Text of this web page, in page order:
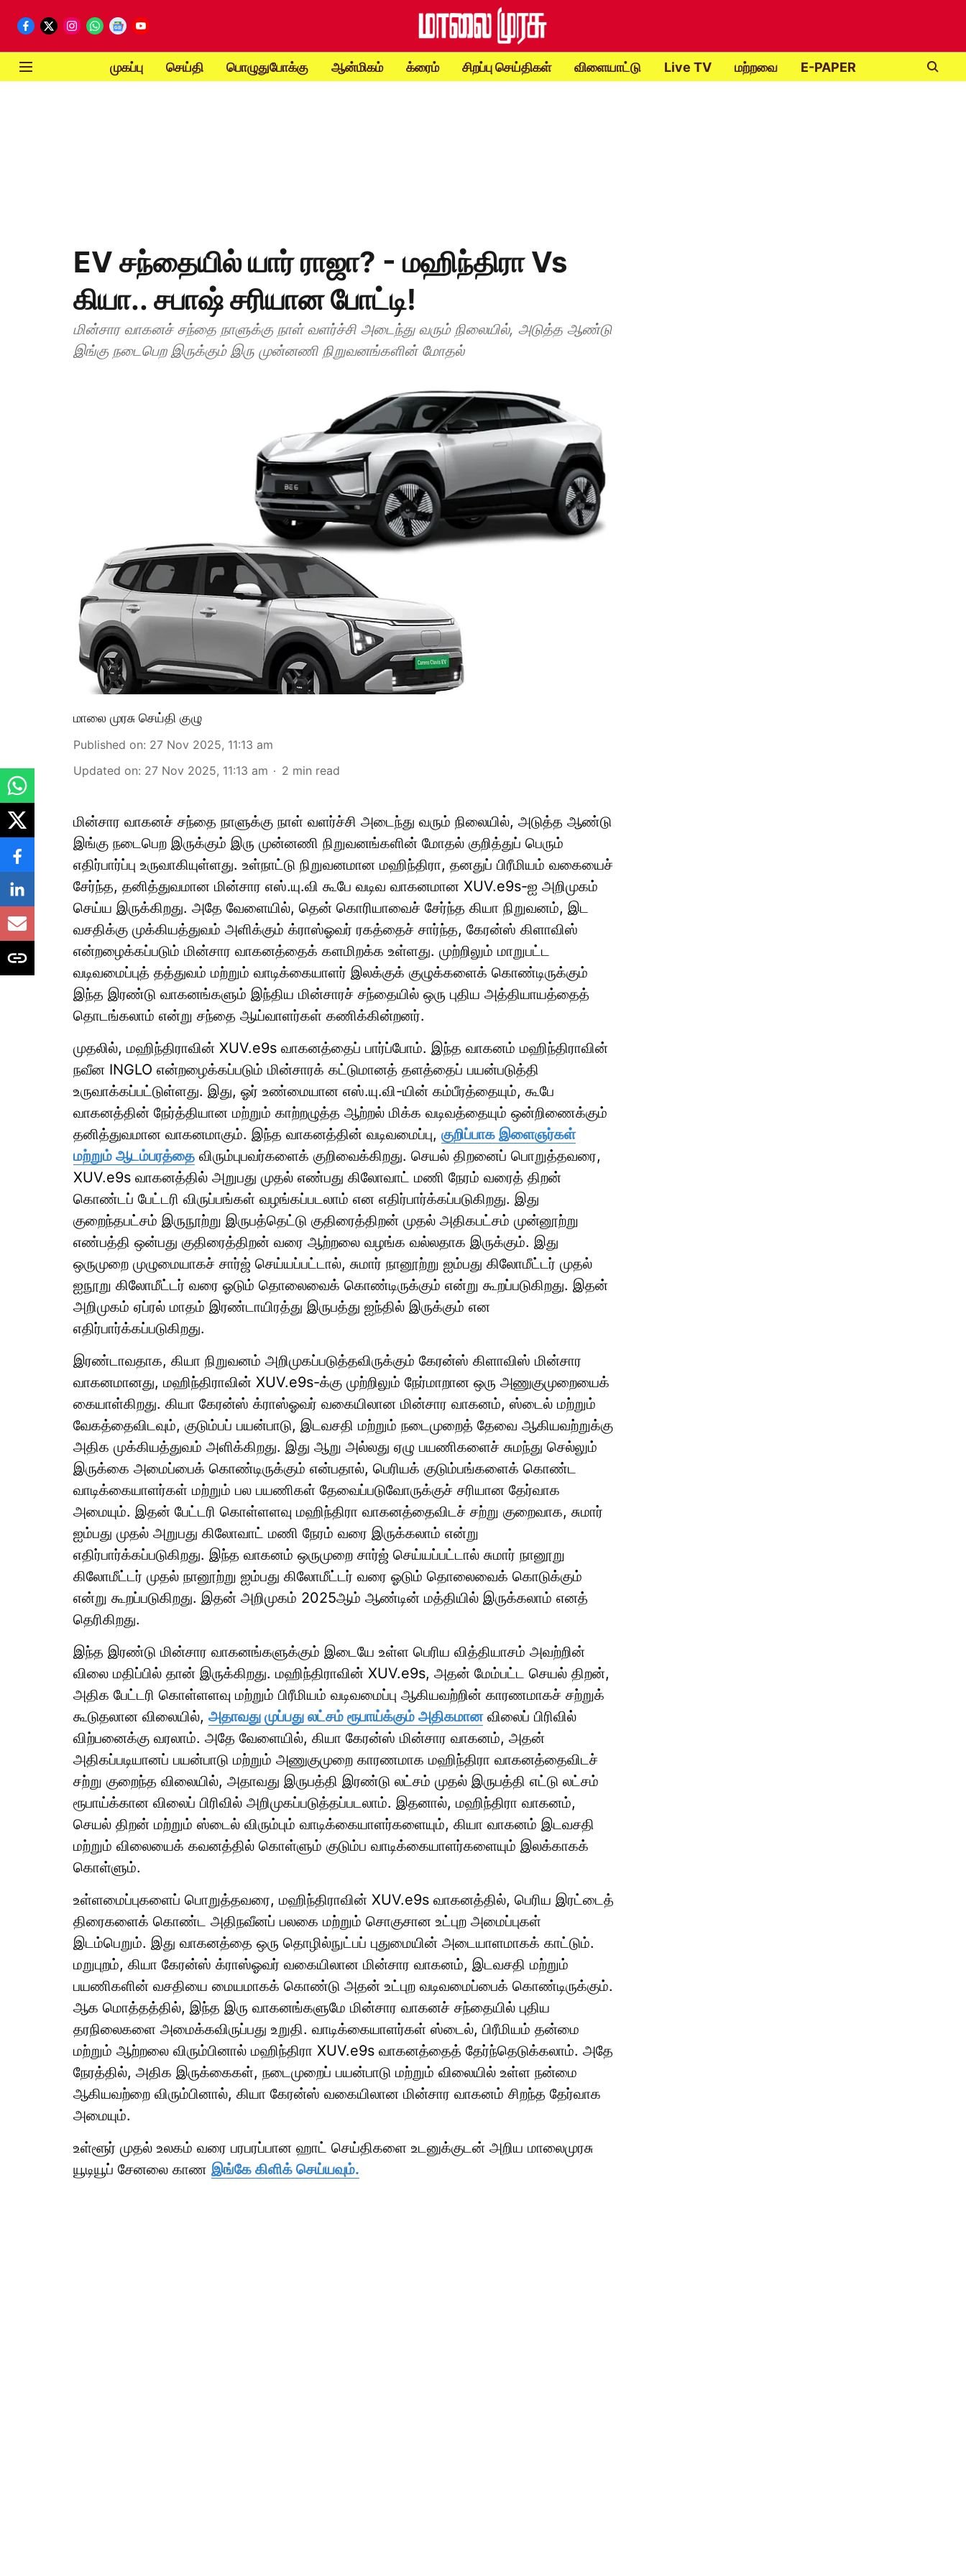
முகப்பு செய்தி பொழுதுபோக்கு ஆன்மிகம் க்ரைம் சிறப்பு செய்திகள் விளையாட்டு Live TV மற்றவை E-PAPER
EV சந்தையில் யார் ராஜா? - மஹிந்திரா Vs
கியா.. சபாஷ் சரியான போட்டி!
மின்சார வாகனச் சந்தை நாளுக்கு நாள் வளர்ச்சி அடைந்து வரும் நிலையில், அடுத்த ஆண்டு
இங்கு நடைபெற இருக்கும் இரு முன்னணி நிறுவனங்களின் மோதல்
மாலை முரசு செய்தி குழு
Published on: 27 Nov 2025, 11:13 am
Updated on: 27 Nov 2025, 11:13 am 2 min read
மின்சார வாகனச் சந்தை நாளுக்கு நாள் வளர்ச்சி அடைந்து வரும் நிலையில், அடுத்த ஆண்டு
இங்கு நடைபெற இருக்கும் இரு முன்னணி நிறுவனங்களின் மோதல் குறித்துப் பெரும்
எதிர்பார்ப்பு உருவாகியுள்ளது. உள்நாட்டு நிறுவனமான மஹிந்திரா, தனதுப் பிரீமியம் வகையைச்
சேர்ந்த, தனித்துவமான மின்சார எஸ்.யு.வி கூபே வடிவ வாகனமான XUV.e9s-ஐ அறிமுகம்
செய்ய இருக்கிறது. அதே வேளையில், தென் கொரியாவைச் சேர்ந்த கியா நிறுவனம், இட
வசதிக்கு முக்கியத்துவம் அளிக்கும் க்ராஸ்ஓவர் ரகத்தைச் சார்ந்த, கேரன்ஸ் கிளாவிஸ்
என்றழைக்கப்படும் மின்சார வாகனத்தைக் களமிறக்க உள்ளது. முற்றிலும் மாறுபட்ட
வடிவமைப்புத் தத்துவம் மற்றும் வாடிக்கையாளர் இலக்குக் குழுக்களைக் கொண்டிருக்கும்
இந்த இரண்டு வாகனங்களும் இந்திய மின்சாரச் சந்தையில் ஒரு புதிய அத்தியாயத்தைத்
தொடங்கலாம் என்று சந்தை ஆய்வாளர்கள் கணிக்கின்றனர்.
முதலில், மஹிந்திராவின் XUV.e9s வாகனத்தைப் பார்ப்போம். இந்த வாகனம் மஹிந்திராவின்
நவீன INGLO என்றழைக்கப்படும் மின்சாரக் கட்டுமானத் தளத்தைப் பயன்படுத்தி
உருவாக்கப்பட்டுள்ளது. இது, ஓர் உண்மையான எஸ்.யு.வி-யின் கம்பீரத்தையும், கூபே
வாகனத்தின் நேர்த்தியான மற்றும் காற்றழுத்த ஆற்றல் மிக்க வடிவத்தையும் ஒன்றிணைக்கும்
தனித்துவமான வாகனமாகும். இந்த வாகனத்தின் வடிவமைப்பு, குறிப்பாக இளைஞர்கள்
மற்றும் ஆடம்பரத்தை விரும்புபவர்களைக் குறிவைக்கிறது. செயல் திறனைப் பொறுத்தவரை,
XUV.e9s வாகனத்தில் அறுபது முதல் எண்பது கிலோவாட் மணி நேரம் வரைத் திறன்
கொண்டப் பேட்டரி விருப்பங்கள் வழங்கப்படலாம் என எதிர்பார்க்கப்படுகிறது. இது
குறைந்தபட்சம் இருநூற்று இருபத்தெட்டு குதிரைத்திறன் முதல் அதிகபட்சம் முன்னூற்று
எண்பத்தி ஒன்பது குதிரைத்திறன் வரை ஆற்றலை வழங்க வல்லதாக இருக்கும். இது
ஒருமுறை முழுமையாகச் சார்ஜ் செய்யப்பட்டால், சுமார் நானூற்று ஐம்பது கிலோமீட்டர் முதல்
ஐநூறு கிலோமீட்டர் வரை ஓடும் தொலைவைக் கொண்டிருக்கும் என்று கூறப்படுகிறது. இதன்
அறிமுகம் ஏப்ரல் மாதம் இரண்டாயிரத்து இருபத்து ஐந்தில் இருக்கும் என
எதிர்பார்க்கப்படுகிறது.
இரண்டாவதாக, கியா நிறுவனம் அறிமுகப்படுத்தவிருக்கும் கேரன்ஸ் கிளாவிஸ் மின்சார
வாகனமானது, மஹிந்திராவின் XUV.e9s-க்கு முற்றிலும் நேர்மாறான ஒரு அணுகுமுறையைக்
கையாள்கிறது. கியா கேரன்ஸ் க்ராஸ்ஓவர் வகையிலான மின்சார வாகனம், ஸ்டைல் மற்றும்
வேகத்தைவிடவும், குடும்பப் பயன்பாடு, இடவசதி மற்றும் நடைமுறைத் தேவை ஆகியவற்றுக்கு
அதிக முக்கியத்துவம் அளிக்கிறது. இது ஆறு அல்லது ஏழு பயணிகளைச் சுமந்து செல்லும்
இருக்கை அமைப்பைக் கொண்டிருக்கும் என்பதால், பெரியக் குடும்பங்களைக் கொண்ட
வாடிக்கையாளர்கள் மற்றும் பல பயணிகள் தேவைப்படுவோருக்குச் சரியான தேர்வாக
அமையும். இதன் பேட்டரி கொள்ளளவு மஹிந்திரா வாகனத்தைவிடச் சற்று குறைவாக, சுமார்
ஐம்பது முதல் அறுபது கிலோவாட் மணி நேரம் வரை இருக்கலாம் என்று
எதிர்பார்க்கப்படுகிறது. இந்த வாகனம் ஒருமுறை சார்ஜ் செய்யப்பட்டால் சுமார் நானூறு
கிலோமீட்டர் முதல் நானூற்று ஐம்பது கிலோமீட்டர் வரை ஓடும் தொலைவைக் கொடுக்கும்
என்று கூறப்படுகிறது. இதன் அறிமுகம் 2025ஆம் ஆண்டின் மத்தியில் இருக்கலாம் எனத்
தெரிகிறது.
இந்த இரண்டு மின்சார வாகனங்களுக்கும் இடையே உள்ள பெரிய வித்தியாசம் அவற்றின்
விலை மதிப்பில் தான் இருக்கிறது. மஹிந்திராவின் XUV.e9s, அதன் மேம்பட்ட செயல் திறன்,
அதிக பேட்டரி கொள்ளளவு மற்றும் பிரீமியம் வடிவமைப்பு ஆகியவற்றின் காரணமாகச் சற்றுக்
கூடுதலான விலையில், அதாவது முப்பது லட்சம் ரூபாய்க்கும் அதிகமானவிலைப் பிரிவில்
விற்பனைக்கு வரலாம். அதே வேளையில், கியா கேரன்ஸ் மின்சார வாகனம், அதன்
அதிகப்படியானப் பயன்பாடு மற்றும் அணுகுமுறை காரணமாக மஹிந்திரா வாகனத்தைவிடச்
சற்று குறைந்த விலையில், அதாவது இருபத்தி இரண்டு லட்சம் முதல் இருபத்தி எட்டு லட்சம்
ரூபாய்க்கான விலைப் பிரிவில் அறிமுகப்படுத்தப்படலாம். இதனால், மஹிந்திரா வாகனம்,
செயல் திறன் மற்றும் ஸ்டைல் விரும்பும் வாடிக்கையாளர்களையும், கியா வாகனம் இடவசதி
மற்றும் விலையைக் கவனத்தில் கொள்ளும் குடும்ப வாடிக்கையாளர்களையும் இலக்காகக்
கொள்ளும்.
உள்ளமைப்புகளைப் பொறுத்தவரை, மஹிந்திராவின் XUV.e9s வாகனத்தில், பெரிய இரட்டைத்
திரைகளைக் கொண்ட அதிநவீனப் பலகை மற்றும் சொகுசான உட்புற அமைப்புகள்
இடம்பெறும். இது வாகனத்தை ஒரு தொழில்நுட்பப் புதுமையின் அடையாளமாகக் காட்டும்.
மறுபுறம், கியா கேரன்ஸ் க்ராஸ்ஓவர் வகையிலான மின்சார வாகனம், இடவசதி மற்றும்
பயணிகளின் வசதியை மையமாகக் கொண்டு அதன் உட்புற வடிவமைப்பைக் கொண்டிருக்கும்.
ஆக மொத்தத்தில், இந்த இரு வாகனங்களுமே மின்சார வாகனச் சந்தையில் புதிய
தரநிலைகளை அமைக்கவிருப்பது உறுதி. வாடிக்கையாளர்கள் ஸ்டைல், பிரீமியம் தன்மை
மற்றும் ஆற்றலை விரும்பினால் மஹிந்திரா XUV.e9s வாகனத்தைத் தேர்ந்தெடுக்கலாம். அதே
நேரத்தில், அதிக இருக்கைகள், நடைமுறைப் பயன்பாடு மற்றும் விலையில் உள்ள நன்மை
ஆகியவற்றை விரும்பினால், கியா கேரன்ஸ் வகையிலான மின்சார வாகனம் சிறந்த தேர்வாக
அமையும்.
உள்ளூர் முதல் உலகம் வரை பரபரப்பான ஹாட் செய்திகளை உடனுக்குடன் அறிய மாலைமுரசு
யூடியூப் சேனலை காண இங்கே கிளிக் செய்யவும்.